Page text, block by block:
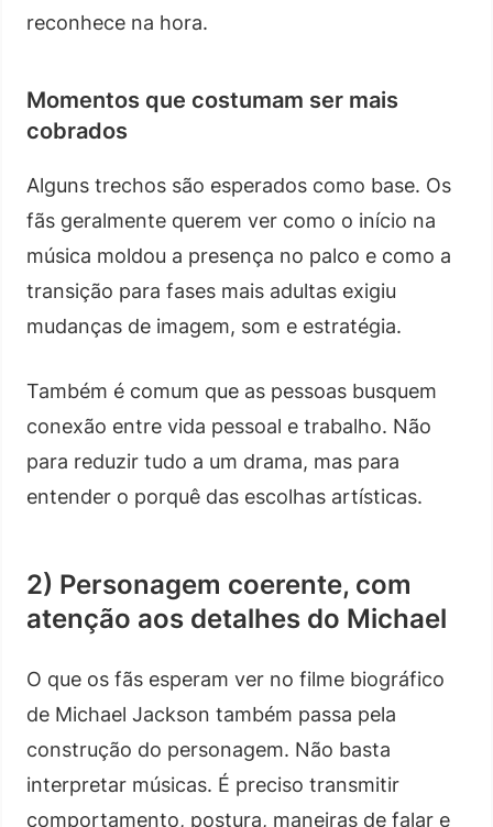
reconhece na hora.
Momentos que costumam ser mais
cobrados
Alguns trechos são esperados como base. Os
fãs geralmente querem ver como o início na
música moldou a presença no palco e como a
transição para fases mais adultas exigiu
mudanças de imagem, som e estratégia.
Também é comum que as pessoas busquem
conexão entre vida pessoal e trabalho. Não
para reduzir tudo a um drama, mas para
entender o porquê das escolhas artísticas.
2) Personagem coerente, com
atenção aos detalhes do Michael
O que os fãs esperam ver no filme biográfico
de Michael Jackson também passa pela
construção do personagem. Não basta
interpretar músicas. É preciso transmitir
comportamento, postura, maneiras de falar e